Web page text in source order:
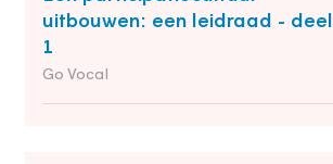
uitbouwen: een leidraad - deel
1
Go Vocal